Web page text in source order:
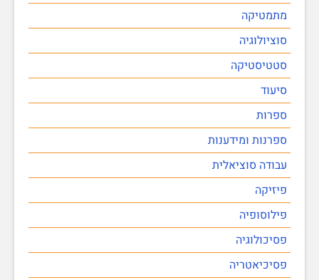
מתמטיקה
סוציולוגיה
סטטיסטיקה
סיעוד
ספרות
ספרנות ומידענות
עבודה סוציאלית
פיזיקה
פילוסופיה
פסיכולוגיה
פסיכיאטריה